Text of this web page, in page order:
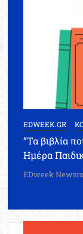
EDWEEK.GR
“Τα βιβλία
Ημέρα
EDweek